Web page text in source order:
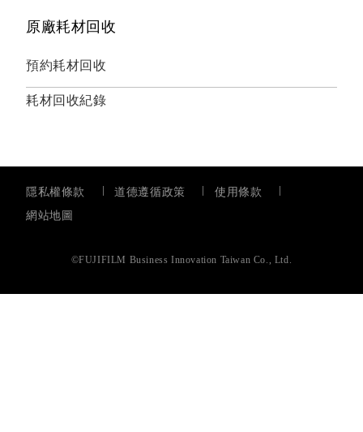
原廠耗材回收
預約耗材回收
耗材回收紀錄
隱私權條款 道德遵循政策
使用條款
網站地圖
©FUJIFILM Business Innovation Taiwan Co., Ltd.